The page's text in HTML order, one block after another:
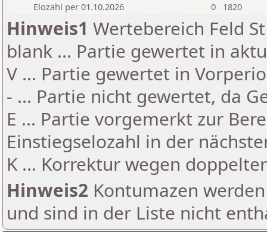
Elozahl per 01.10.2026
0 1820
Hinweis1 Wertebereich Feld
blank ... Partie gewertet in
V ... Partie gewertet in
- ... Partie nicht gewertet, da
E ... Partie vorgemerkt zur
Einstiegselozahl in der
K ... Korrektur wegen
Hinweis2 Kontumazen
und sind in der Liste nicht